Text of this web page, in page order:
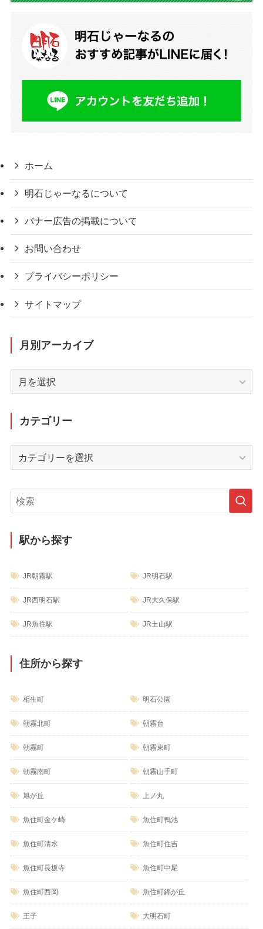
ホーム
明石じゃーなるについて
バナー広告の掲載について
お問い合わせ
プライバシーポリシー
サイトマップ
月別アーカイブ
イ
ブ
カテゴリー
リ
ー
駅から探す
JR朝霧駅 JR明石駅
JR西明石駅 JR大久保駅
JR魚住駅 JR土山駅
住所から探す
相生町 明石公園
朝霧北町 朝霧台
朝霧町 朝霧東町
朝霧南町 朝霧山手町
旭が丘 上ノ丸
魚住町金ケ崎 魚住町鴨池
魚住町清水 魚住町住吉
魚住町長坂寺 魚住町中尾
魚住町西岡 魚住町錦が丘
王子 大明石町